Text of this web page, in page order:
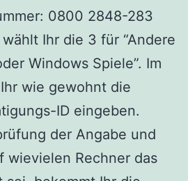
0800 2848-283
Ihr die 3 für “Andere
Windows Spiele”. Im
wie gewohnt die
ID eingeben.
der Angabe und
wievielen Rechner das